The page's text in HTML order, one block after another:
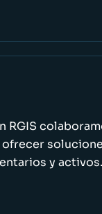
RGIS
y activos.